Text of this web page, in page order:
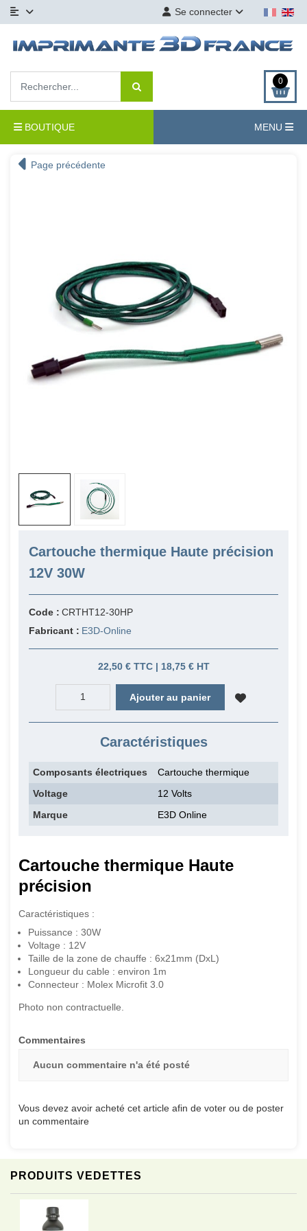
Se connecter
0
BOUTIQUE MENU
PRODUITS VEDETTES
Page précédente
Cartouche thermique Haute précision
12V 30W
Code : CRTHT12-30HP
Fabricant : E3D-Online
22,50 € TTC | 18,75 € HT
Ajouter au panier
Caractéristiques
Composants électriques
Cartouche thermique
Voltage
12 Volts
Marque
E3D Online
Cartouche thermique Haute
précision
Caractéristiques :
Puissance : 30W
Voltage : 12V
Taille de la zone de chauffe : 6x21mm (DxL)
Longueur du cable : environ 1m
Connecteur : Molex Microfit 3.0
Photo non contractuelle.
Commentaires
Aucun commentaire n'a été posté
Vous devez avoir acheté cet article afin de voter ou de poster
un commentaire